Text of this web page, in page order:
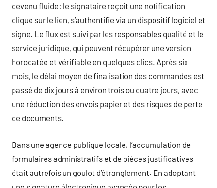
devenu fluide: le signataire reçoit une notification,
clique sur le lien, s’authentifie via un dispositif logiciel et
signe. Le flux est suivi par les responsables qualité et le
service juridique, qui peuvent récupérer une version
horodatée et vérifiable en quelques clics. Après six
mois, le délai moyen de finalisation des commandes est
passé de dix jours à environ trois ou quatre jours, avec
une réduction des envois papier et des risques de perte
de documents.
Dans une agence publique locale, l’accumulation de
formulaires administratifs et de pièces justificatives
était autrefois un goulot d’étranglement. En adoptant